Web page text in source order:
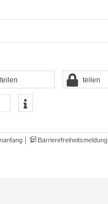
teilen teilen
Barrierefreiheitsmeldung